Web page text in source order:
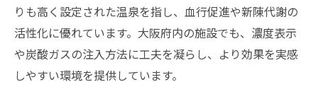
りも高く設定された温泉を指し、血行促進や新陳代謝の
活性化に優れています。大阪府内の施設でも、濃度表示
や炭酸ガスの注入方法に工夫を凝らし、より効果を実感
しやすい環境を提供しています。